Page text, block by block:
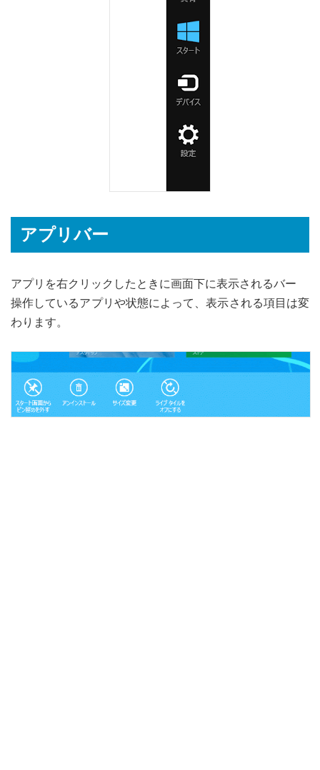
アプリバー
アプリを右クリックしたときに画面下に表示されるバー
操作しているアプリや状態によって、表示される項目は変
わります。